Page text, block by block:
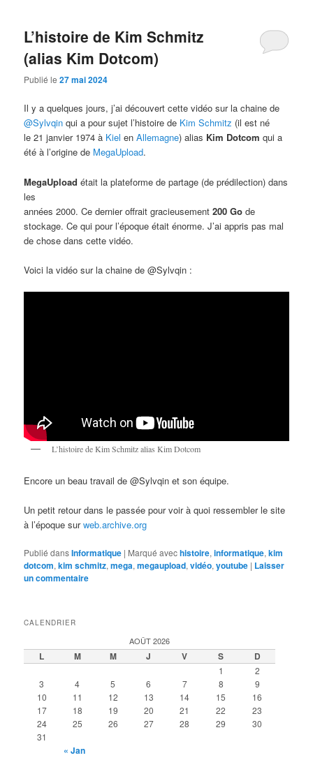
L’histoire de Kim Schmitz
(alias Kim Dotcom)
Publié le27 mai 2024
Il y a quelques jours, j’ai découvert cette vidéo sur la chaine de
@Sylvqin qui a pour sujet l’histoire de Kim Schmitz (il est né
le 21 janvier 1974 à Kiel enAllemagne) alias Kim Dotcom qui a
été à l’origine de MegaUpload.
MegaUploadétait la plateforme de partage (de prédilection) dans
les
années 2000. Ce dernier offrait gracieusement200 Go de
stockage. Ce qui pour l’époque était énorme. J’ai appris pas mal
de chose dans cette vidéo.
Voici la vidéo sur la chaine de @Sylvqin :
L’histoire de Kim Schmitz alias Kim Dotcom
Encore un beau travail de @Sylvqin et son équipe.
Un petit retour dans le passée pour voir à quoi ressembler le site
à l’époque surweb.archive.org
Publié dansInformatique | Marqué avechistoire,informatique,kim
dotcom,kim schmitz,mega,megaupload,vidéo,youtube | Laisser
un commentaire
CALENDRIER
AOÛT 2026
L M M J V S D
1
2
3
4 5 6 7 8
9
10
11 12 13 14 15
16
17
18 19 20 21 22
23
24
25 26 27 28 29
30
31
« Jan